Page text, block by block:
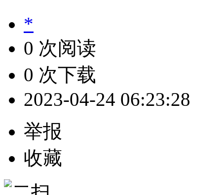
*
0 次阅读
0 次下载
2023-04-24 06:23:28
举报
收藏